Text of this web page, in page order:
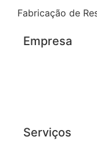
Fabricação de
Empresa
Serviços